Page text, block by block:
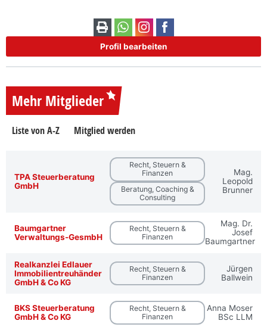
Profil bearbeiten
Mehr Mitglieder
Liste von A-Z Mitglied werden
TPA Steuerberatung
GmbH
Recht, Steuern &
Finanzen
Beratung, Coaching &
Consulting
Mag.
Leopold
Brunner
Baumgartner
Verwaltungs-GesmbH
Recht, Steuern &
Finanzen
Mag. Dr.
Josef
Baumgartner
Realkanzlei Edlauer
Immobilientreuhänder
GmbH & Co KG
Recht, Steuern &
Finanzen
Jürgen
Ballwein
BKS Steuerberatung
GmbH & Co KG
Recht, Steuern &
Finanzen
Anna Moser
BSc LLM